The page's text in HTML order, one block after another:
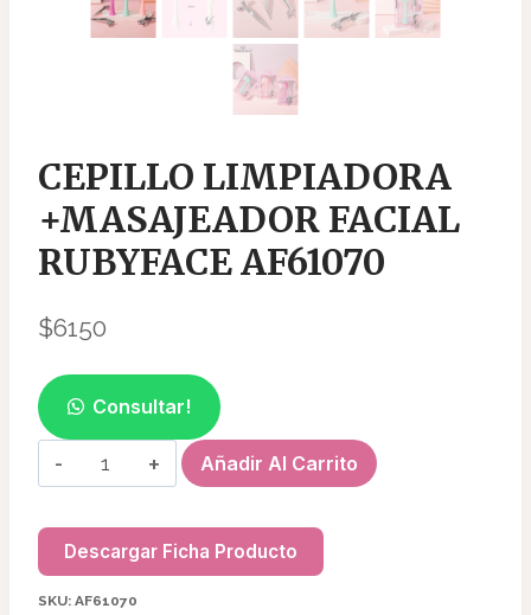
CEPILLO LIMPIADORA
+MASAJEADOR FACIAL
RUBYFACE AF61070
$6150
Consultar!
CEPILLO
LIMPIADORA
FACIAL
RUBYFACE
Añadir Al Carrito
Descargar Ficha Producto
SKU: AF61070